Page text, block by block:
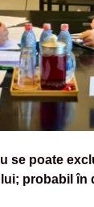
se poate
probabil în